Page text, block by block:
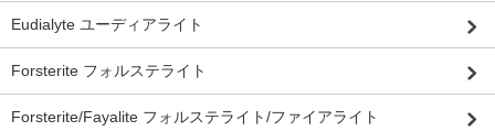
Eudialyte ユーディアライト
Forsterite フォルステライト
Forsterite/Fayalite フォルステライト/ファイアライト